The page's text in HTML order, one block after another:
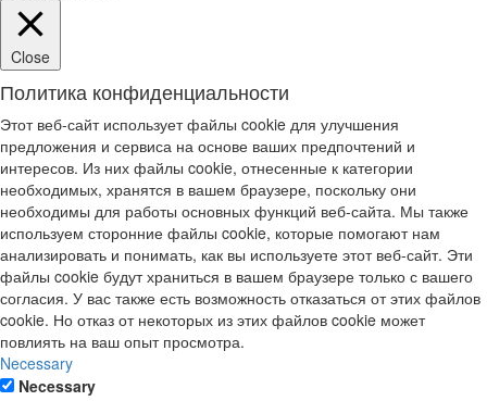
Close
Политика конфиденциальности
Этот веб-сайт использует файлы cookie для улучшения
предложения и сервиса на основе ваших предпочтений и
интересов. Из них файлы cookie, отнесенные к категории
необходимых, хранятся в вашем браузере, поскольку они
необходимы для работы основных функций веб-сайта. Мы также
используем сторонние файлы cookie, которые помогают нам
анализировать и понимать, как вы используете этот веб-сайт. Эти
файлы cookie будут храниться в вашем браузере только с вашего
согласия. У вас также есть возможность отказаться от этих файлов
cookie. Но отказ от некоторых из этих файлов cookie может
повлиять на ваш опыт просмотра.
Necessary
Necessary